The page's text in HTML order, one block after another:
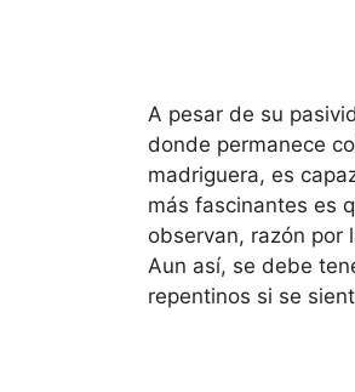
A pesar de su
donde permanece
madriguera, es
más fascinantes es
observan, razón por
Aun así, se debe
repentinos si se